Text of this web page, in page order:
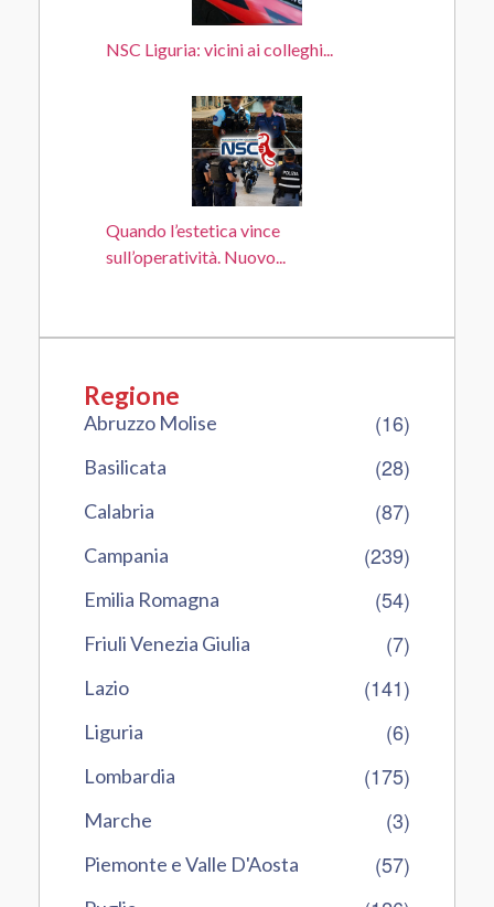
NSC Liguria: vicini ai colleghi...
Quando l’estetica vince
sull’operatività. Nuovo...
Regione
Abruzzo Molise (16)
Basilicata (28)
Calabria (87)
Campania (239)
Emilia Romagna (54)
Friuli Venezia Giulia (7)
Lazio (141)
Liguria (6)
Lombardia (175)
Marche (3)
Piemonte e Valle D'Aosta (57)